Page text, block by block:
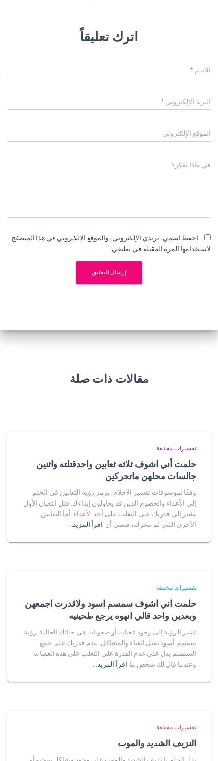
اترك تعليقاً
الاسم *
البريد الإلكتروني *
الموقع الإلكتروني
في ماذا تفكر؟
احفظ اسمي، بريدي الإلكتروني، والموقع الإلكتروني في هذا المتصفح
لاستخدامها المرة المقبلة في تعليقي.
مقالات ذات صلة
تفسيرات مختلفة
حلمت أني اشوف ثلاثه ثعابين واحدقتلته واثنين
جالسات محلهن ماتحركين
وفقًا لموسوعات تفسير الأحلام، يرمز رؤية الثعابين في الحلم
إلى الأعداء والخصوم الذين قد يحاولون إيذاءك. قتل الثعبان الأول
يشير إلى قدرتك على التغلب على أحد الأعداء. أما الثعابين
الأخرى اللتي لم تتحرك، فتعني أن اقرأ المزيد…
تفسيرات مختلفة
حلمت اني اشوف سمسم اسود ولاقدرت اجمعهن
وبعدين واحد قالي انهوه يرجع طحينيه
تشير الرؤية إلى وجود عقبات أو صعوبات في حياتك الحالية. رؤية
سمسم أسود يمثل العناء والمشاكل. عدم قدرتك على جمع
السمسم يدل على عدم القدرة على التغلب على هذه العقبات.
وعندما قال لك شخص ما اقرأ المزيد…
تفسيرات مختلفة
النزيف الشديد والموت